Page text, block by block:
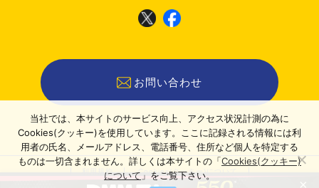
お問い合わせ
利用規約
Cookies(クッキー)について
当社では、本サイトのサービス向上、アクセス状況計測の為に
Cookies(クッキー)を使用しています。ここに記録される情報には利
用者の氏名、メールアドレス、電話番号、住所など個人を特定する
ものは一切含まれません。詳しくは本サイトの「Cookies(クッキー)
について 」をご覧下さい。